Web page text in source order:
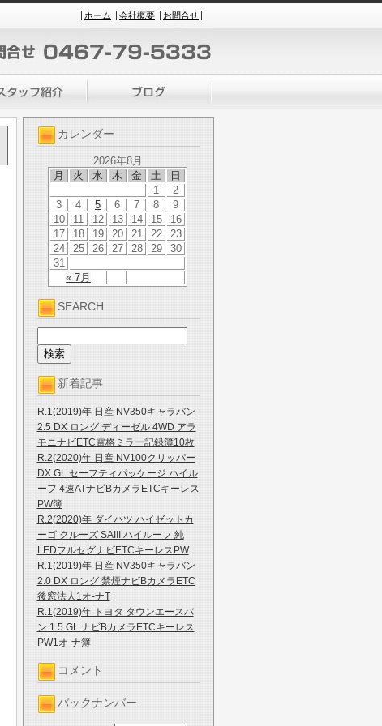
ホーム 会社概要 お問合せ
カレンダー
2026年8月
月
火 水 木 金 土 日
« 7月
1
2
3
4 5 6 7 8
9
10
11 12 13 14 15
16
17
18 19 20 21 22
23
24
25 26 27 28 29
30
31
SEARCH
新着記事
R.1(2019)年 日産 NV350キャラバン
2.5 DX ロング ディーゼル 4WD アラ
モニナビETC電格ミラー記録簿10枚
R.2(2020)年 日産 NV100クリッパー
DX GL セーフティパッケージ ハイル
ーフ 4速ATナビBカメラETCキーレス
PW簿
R.2(2020)年 ダイハツ ハイゼットカ
ーゴ クルーズ SAIII ハイルーフ 純
LEDフルセグナビETCキーレスPW
R.1(2019)年 日産 NV350キャラバン
2.0 DX ロング 禁煙ナビBカメラETC
後窓法人1オ-ナT
R.1(2019)年 トヨタ タウンエースバ
ン 1.5 GL ナビBカメラETCキーレス
PW1オ-ナ簿
コメント
バックナンバー